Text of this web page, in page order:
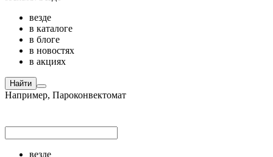
везде
в каталоге
в блоге
в новостях
в акциях
Найти
Например, Пароконвектомат
везде